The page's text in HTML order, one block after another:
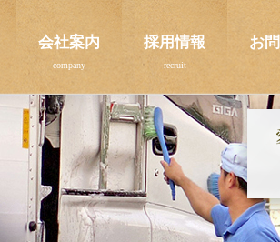
会社案内 採用情報 お